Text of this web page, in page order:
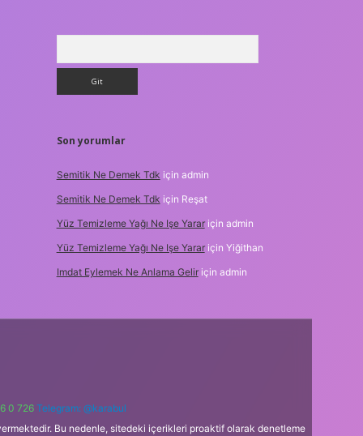
Son yorumlar
Semitik Ne Demek Tdk için admin
Semitik Ne Demek Tdk için Reşat
Yüz Temizleme Yağı Ne Işe Yarariçin admin
Yüz Temizleme Yağı Ne Işe Yarariçin Yiğithan
Imdat Eylemek Ne Anlama Geliriçin admin
0 726 Telegram: @karabul
Bu nedenle, sitedeki içerikleri proaktif olarak denetleme